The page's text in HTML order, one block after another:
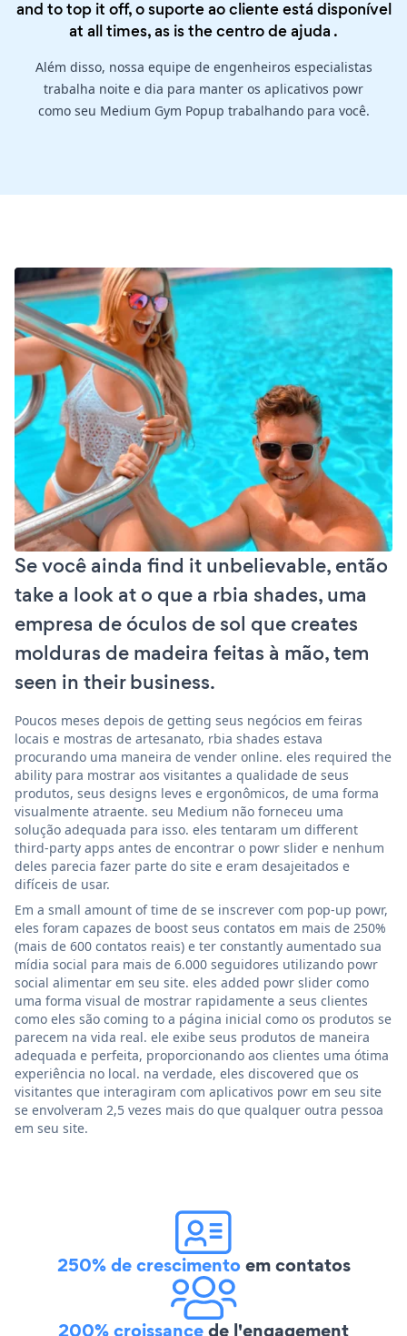
and to top it off, o suporte ao cliente está disponível
at all times, as is thecentro de ajuda .
Além disso, nossa equipe de engenheiros especialistas
trabalha noite e dia para manter os aplicativos powr
como seu Medium Gym Popup trabalhando para você.
Se você ainda find it unbelievable, então
take a look at o que a rbia shades, uma
empresa de óculos de sol que creates
molduras de madeira feitas à mão, tem
seen in their business.
Poucos meses depois de getting seus negócios em feiras
locais e mostras de artesanato, rbia shades estava
procurando uma maneira de vender online. eles required the
ability para mostrar aos visitantes a qualidade de seus
produtos, seus designs leves e ergonômicos, de uma forma
visualmente atraente. seu Medium não forneceu uma
solução adequada para isso. eles tentaram um different
third-party apps antes de encontrar o powr slider e nenhum
deles parecia fazer parte do site e eram desajeitados e
difíceis de usar.
Em a small amount of time de se inscrever com pop-up powr,
eles foram capazes de boost seus contatos em mais de 250%
(mais de 600 contatos reais) e ter constantly aumentado sua
mídia social para mais de 6.000 seguidores utilizando powr
social alimentar em seu site. eles added powr slider como
uma forma visual de mostrar rapidamente a seus clientes
como eles são coming to a página inicial como os produtos se
parecem na vida real. ele exibe seus produtos de maneira
adequada e perfeita, proporcionando aos clientes uma ótima
experiência no local. na verdade, eles discovered que os
visitantes que interagiram com aplicativos powr em seu site
se envolveram 2,5 vezes mais do que qualquer outra pessoa
em seu site.
250% de crescimentoem contatos
200% croissancede l'engagement